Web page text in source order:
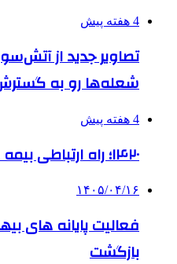
4 هفته پیش
تصاویر جدید از
شعله‌ها رو به
4 هفته پیش
۱۴۲۰؛ راه ارتباطی بیمه شدگان تأمین‌اجتماعی
۱۴۰۵/۰۴/۱۶
فعالیت پایانه های
بازگشت